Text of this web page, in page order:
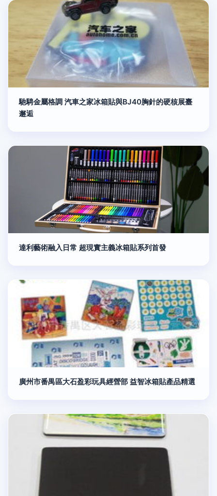
馳騁金屬格調 汽車之家冰箱貼與BJ40胸針的硬核展臺
邂逅
達利藝術融入日常 超現實主義冰箱貼系列首發
廣州市番禺區大石盈彩玩具經營部 益智冰箱貼產品精選